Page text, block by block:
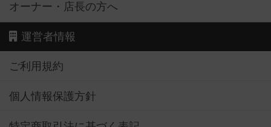
オーナー・店長の方へ
運営者情報
ご利用規約
個人情報保護方針